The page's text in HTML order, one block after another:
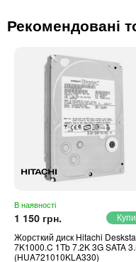
Рекомендовані
В наявності
1 150 грн.
Жорсткий диск Hitachi
7K1000.C 1Tb 7.2K 3G SATA
(HUA721010KLA330)